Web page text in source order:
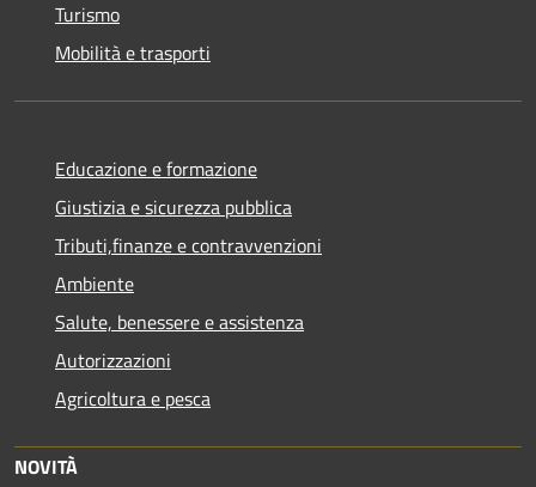
Turismo
Mobilità e trasporti
Educazione e formazione
Giustizia e sicurezza pubblica
Tributi,finanze e contravvenzioni
Ambiente
Salute, benessere e assistenza
Autorizzazioni
Agricoltura e pesca
NOVITÀ